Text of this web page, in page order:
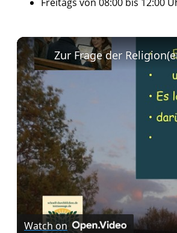
Watch on